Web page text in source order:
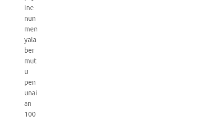
ine
nun
men
yala
ber
mut
u
pen
unai
an
100